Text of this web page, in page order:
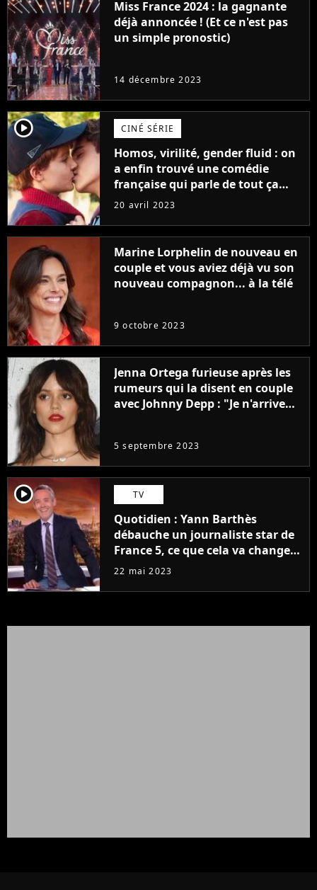
Miss France 2024 : la gagnante
déjà annoncée ! (Et ce n'est pas
un simple pronostic)
14 décembre 2023
player2 CINÉ SÉRIE
Homos, virilité, gender fluid : on
a enfin trouvé une comédie
française qui parle de tout ça
sans être super ringarde
20 avril 2023
Marine Lorphelin de nouveau en
couple et vous aviez déjà vu son
nouveau compagnon... à la télé
9 octobre 2023
Jenna Ortega furieuse après les
rumeurs qui la disent en couple
avec Johnny Depp : "Je n'arrive
5 septembre 2023
player2 TV
Quotidien : Yann Barthès
débauche un journaliste star de
France 5, ce que cela va changer
à la rentrée
22 mai 2023